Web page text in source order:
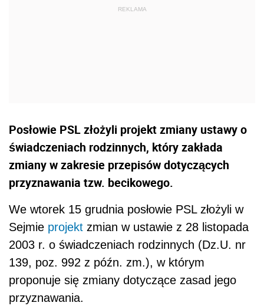
Posłowie PSL złożyli projekt zmiany ustawy o
świadczeniach rodzinnych, który zakłada
zmiany w zakresie przepisów dotyczących
przyznawania tzw. becikowego.
We wtorek 15 grudnia posłowie PSL złożyli w
Sejmie projekt zmian w ustawie z 28 listopada
2003 r. o świadczeniach rodzinnych (Dz.U. nr
139, poz. 992 z późn. zm.), w którym
proponuje się zmiany dotyczące zasad jego
przyznawania.